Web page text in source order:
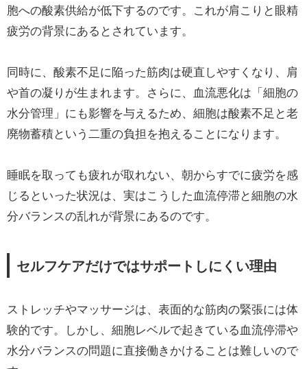
胞への酸素供給が低下するのです。これが肩こりと眼精
疲労の背景にあるとされています。
同時に、酸素不足に陥った筋肉は硬直しやすくなり、肩
や首の凝りが生まれます。さらに、血流悪化は「細胞の
水分管理」にも影響を与えるため、細胞は酸素不足と老
廃物蓄積という二重の負担を抱えることになります。
睡眠を取っても疲れが取れない、朝からすでに疲労を感
じるといった状況は、実はこうした血流停滞と細胞の水
分バランスの乱れが背景にあるのです。
セルフケアだけではサポートしにくい理由
ストレッチやマッサージは、表面的な筋肉の緊張には体
験的です。しかし、細胞レベルで起きている血流停滞や
水分バランスの問題に直接働きかけることは難しいので